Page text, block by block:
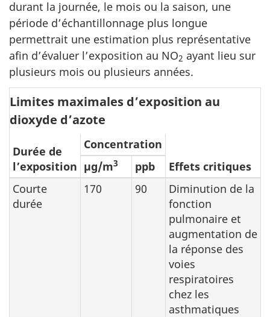
durant la journée, le mois ou la saison, une
période d’échantillonnage plus longue
permettrait une estimation plus représentative
afin d’évaluer l’exposition au NO2 ayant lieu sur
plusieurs mois ou plusieurs années.
Limites maximales d’exposition au
dioxyde d’azote
Durée de
l’exposition
Concentration
Effets critiques
µg/m3
ppb
Courte
durée
170 90
Diminution de la
fonction
pulmonaire et
augmentation de
la réponse des
voies
respiratoires
chez les
asthmatiques